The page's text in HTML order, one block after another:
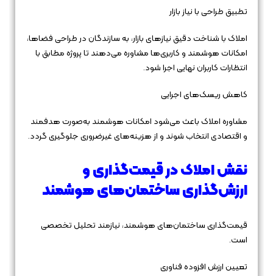
تطبیق طراحی با نیاز بازار
املاک با شناخت دقیق نیازهای بازار، به سازندگان در طراحی فضاها،
امکانات هوشمند و کاربری‌ها مشاوره می‌دهند تا پروژه مطابق با
انتظارات کاربران نهایی اجرا شود.
کاهش ریسک‌های اجرایی
مشاوره املاک باعث می‌شود امکانات هوشمند به‌صورت هدفمند
و اقتصادی انتخاب شوند و از هزینه‌های غیرضروری جلوگیری گردد.
نقش املاک در قیمت‌گذاری و
ارزش‌گذاری ساختمان‌های هوشمند
قیمت‌گذاری ساختمان‌های هوشمند، نیازمند تحلیل تخصصی
است.
تعیین ارزش افزوده فناوری